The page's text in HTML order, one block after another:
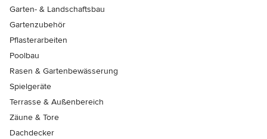
Garten- & Landschaftsbau
Gartenzubehör
Pflasterarbeiten
Poolbau
Rasen & Gartenbewässerung
Spielgeräte
Terrasse & Außenbereich
Zäune & Tore
Dachdecker